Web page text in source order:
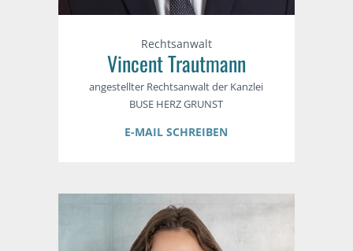
Rechtsanwalt
Vincent Trautmann
angestellter Rechtsanwalt der Kanzlei
BUSE HERZ GRUNST
E-MAIL SCHREIBEN